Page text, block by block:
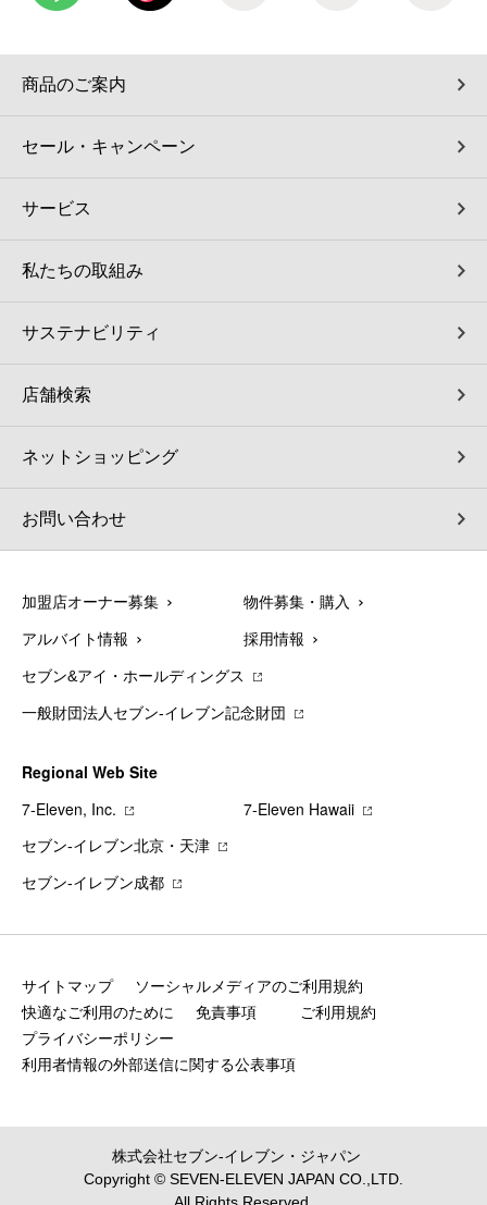
モバイルWi-Fiバッテリーシェアリング（店舗限定）
荷物預かりサービス「ecbocloakエクボクローク」（店舗限定）
パウダースペース ラブン（店舗限定）
ソフトバンクギフト
商品のご案内
セール・キャンペーン
サービス
私たちの取組み
サステナビリティ
店舗検索
ネットショッピング
お問い合わせ
加盟店オーナー募集 物件募集・購入
アルバイト情報 採用情報
セブン&アイ・ホールディングス
一般財団法人セブン-イレブン記念財団
Regional Web Site
7‐Eleven, Inc.
7‐Eleven Hawaii
セブン‐イレブン北京・天津
セブン‐イレブン成都
サイトマップ
ソーシャルメディアのご利用規約
快適なご利用のために
免責事項
ご利用規約
プライバシーポリシー
利用者情報の外部送信に関する公表事項
株式会社セブン‐イレブン・ジャパン
Copyright © SEVEN-ELEVEN JAPAN CO.,LTD.